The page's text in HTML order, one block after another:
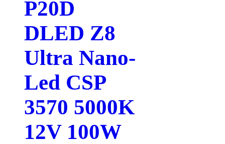
P20D
DLED Z8
Ultra Nano-
Led CSP
3570 5000K
12V 100W